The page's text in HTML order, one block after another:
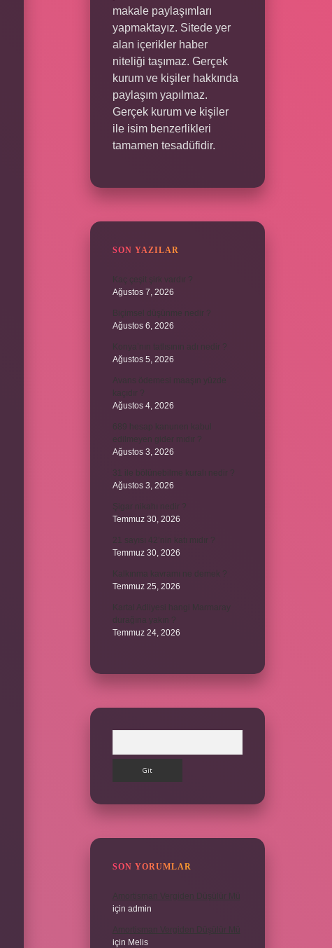
makale paylaşımları
yapmaktayız. Sitede yer
alan içerikler haber
niteliği taşımaz. Gerçek
kurum ve kişiler hakkında
paylaşım yapılmaz.
Gerçek kurum ve kişiler
ile isim benzerlikleri
tamamen tesadüfidir.
SON YAZILAR
Kaç çeşit şirk vardır ?
Ağustos 7, 2026
Biçimsel düşünme nedir ?
Ağustos 6, 2026
Konya’nın tatlısının adı nedir ?
Ağustos 5, 2026
Avans ödemesi maaşın yüzde
kaçıdır ?
Ağustos 4, 2026
689 hesap kanunen kabul
edilmeyen gider mıdır ?
Ağustos 3, 2026
31 ile bölünebilme kuralı nedir ?
Ağustos 3, 2026
Şigar nikahı nedir ?
Temmuz 30, 2026
21 sayısı 42’nin katı mıdır ?
Temmuz 30, 2026
Kalkınma kavramı ne demek ?
Temmuz 25, 2026
Kartal Adliyesi hangi Marmaray
durağına yakın ?
Temmuz 24, 2026
SON YORUMLAR
Amortisman Vergiden Düşülür Mü
için admin
Amortisman Vergiden Düşülür Mü
için Melis